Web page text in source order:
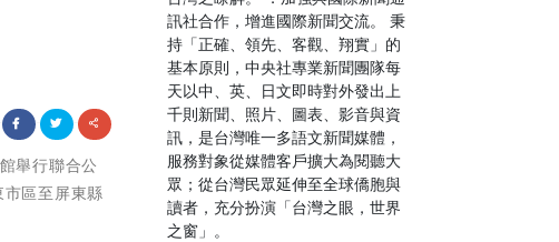
舉行聯合公
區至屏東縣
訊社合作，增進國際新聞交流。 秉
持「正確、領先、客觀、翔實」的
基本原則，中央社專業新聞團隊每
天以中、英、日文即時對外發出上
千則新聞、照片、圖表、影音與資
訊，是台灣唯一多語文新聞媒體，
服務對象從媒體客戶擴大為閱聽大
眾；從台灣民眾延伸至全球僑胞與
讀者，充分扮演「台灣之眼，世界
之窗」。